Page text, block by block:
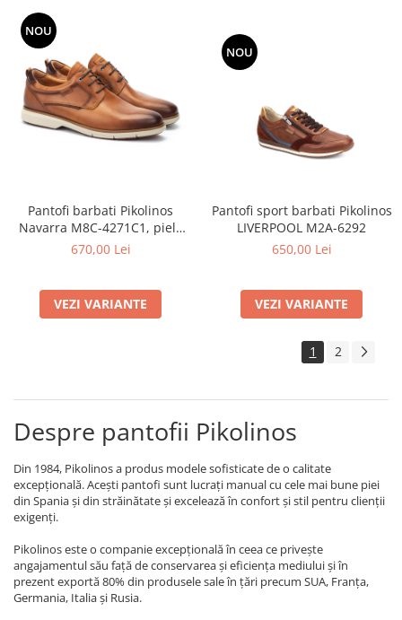
NOU
Pantofi barbati Pikolinos
Navarra M8C-4271C1, piele
naturala
670,00 Lei
VEZI VARIANTE
NOU
Pantofi sport barbati Pikolinos
LIVERPOOL M2A-6292
650,00 Lei
VEZI VARIANTE
1 2
Despre pantofii Pikolinos
Din 1984, Pikolinos a produs modele sofisticate de o calitate
excepțională. Acești pantofi sunt lucrați manual cu cele mai bune piei
din Spania și din străinătate și excelează în confort și stil pentru clienții
exigenți.
Pikolinos este o companie excepțională în ceea ce privește
angajamentul său față de conservarea și eficiența mediului și în
prezent exportă 80% din produsele sale în țări precum SUA, Franța,
Germania, Italia și Rusia.